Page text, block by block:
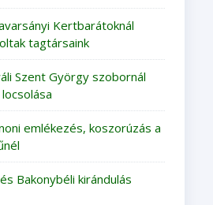
Kertbarátoknál
tagtársaink
Szent György szobornál
emlékezés, koszorúzás a
Bakonybéli kirándulás